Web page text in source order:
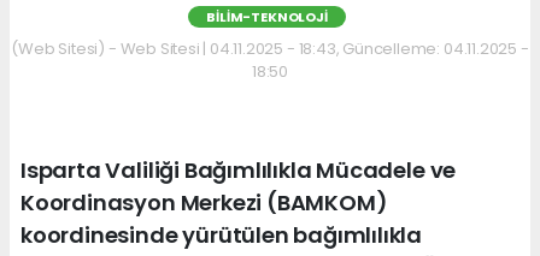
BILIM-TEKNOLOJI
(Web Sitesi) - Web Sitesi | 04.11.2025 - 18:43, Güncelleme: 04.11.2025 -
18:50
Isparta Valiliği Bağımlılıkla Mücadele ve
Koordinasyon Merkezi (BAMKOM)
koordinesinde yürütülen bağımlılıkla